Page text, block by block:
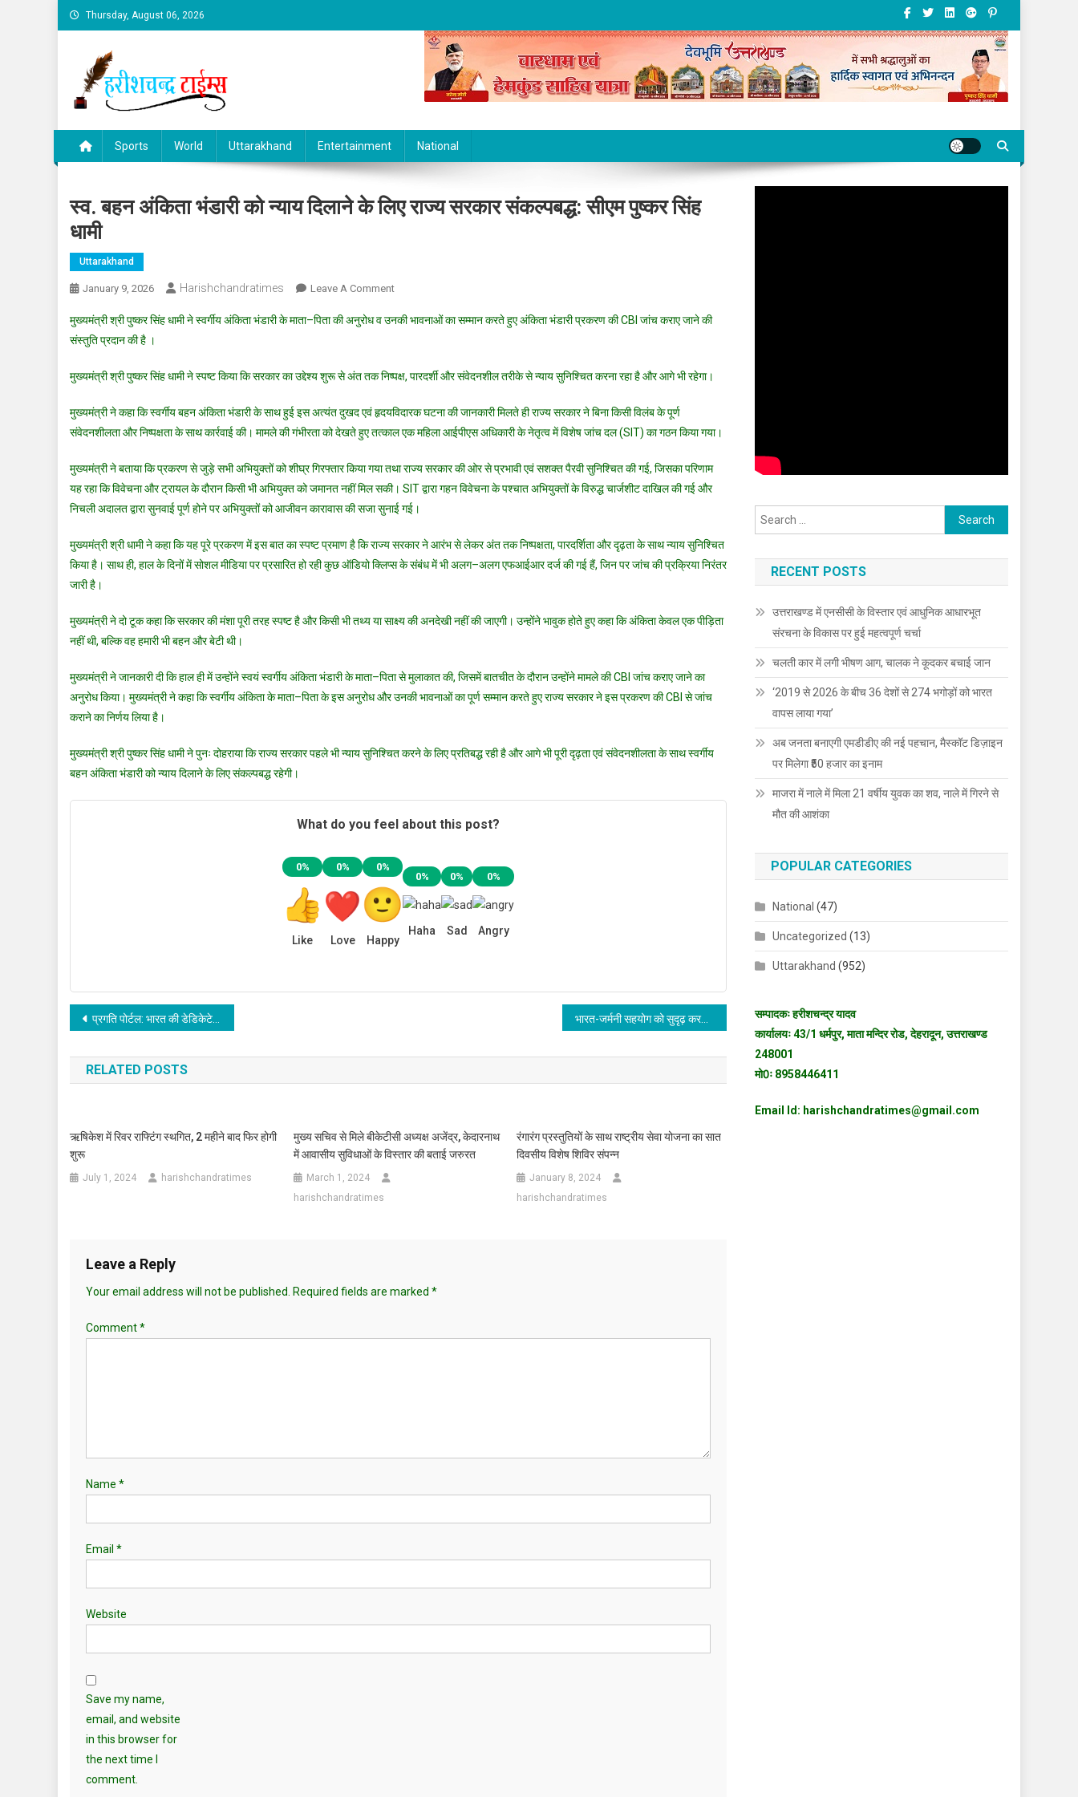
Skip
to
Thursday, August 06, 2026
Sports World Uttarakhand Entertainment National
स्व. बहन अंकिता भंडारी को न्याय दिलाने के लिए राज्य सरकार संकल्पबद्ध: सीएम पुष्कर सिंह
धामी
Uttarakhand
January 9, 2026 Harishchandratimes Leave A CommentOn
बहन
को
दिलाने
के
राज्य
सरकार
संकल्पबद्ध:
पुष्कर
सिंह
मुख्यमंत्री श्री पुष्कर सिंह धामी ने स्वर्गीय अंकिता भंडारी के माता–पिता की अनुरोध व उनकी भावनाओं का सम्मान करते हुए अंकिता भंडारी प्रकरण की CBI जांच कराए जाने की
संस्तुति प्रदान की है ।
मुख्यमंत्री श्री पुष्कर सिंह धामी ने स्पष्ट किया कि सरकार का उद्देश्य शुरू से अंत तक निष्पक्ष, पारदर्शी और संवेदनशील तरीके से न्याय सुनिश्चित करना रहा है और आगे भी रहेगा।
मुख्यमंत्री ने कहा कि स्वर्गीय बहन अंकिता भंडारी के साथ हुई इस अत्यंत दुखद एवं हृदयविदारक घटना की जानकारी मिलते ही राज्य सरकार ने बिना किसी विलंब के पूर्ण
संवेदनशीलता और निष्पक्षता के साथ कार्रवाई की। मामले की गंभीरता को देखते हुए तत्काल एक महिला आईपीएस अधिकारी के नेतृत्व में विशेष जांच दल (SIT) का गठन किया गया।
मुख्यमंत्री ने बताया कि प्रकरण से जुड़े सभी अभियुक्तों को शीघ्र गिरफ्तार किया गया तथा राज्य सरकार की ओर से प्रभावी एवं सशक्त पैरवी सुनिश्चित की गई, जिसका परिणाम
यह रहा कि विवेचना और ट्रायल के दौरान किसी भी अभियुक्त को जमानत नहीं मिल सकी। SIT द्वारा गहन विवेचना के पश्चात अभियुक्तों के विरुद्ध चार्जशीट दाखिल की गई और
निचली अदालत द्वारा सुनवाई पूर्ण होने पर अभियुक्तों को आजीवन कारावास की सजा सुनाई गई।
मुख्यमंत्री श्री धामी ने कहा कि यह पूरे प्रकरण में इस बात का स्पष्ट प्रमाण है कि राज्य सरकार ने आरंभ से लेकर अंत तक निष्पक्षता, पारदर्शिता और दृढ़ता के साथ न्याय सुनिश्चित
किया है। साथ ही, हाल के दिनों में सोशल मीडिया पर प्रसारित हो रही कुछ ऑडियो क्लिप्स के संबंध में भी अलग–अलग एफआईआर दर्ज की गई हैं, जिन पर जांच की प्रक्रिया निरंतर
जारी है।
मुख्यमंत्री ने दो टूक कहा कि सरकार की मंशा पूरी तरह स्पष्ट है और किसी भी तथ्य या साक्ष्य की अनदेखी नहीं की जाएगी। उन्होंने भावुक होते हुए कहा कि अंकिता केवल एक पीड़िता
नहीं थी, बल्कि वह हमारी भी बहन और बेटी थी।
मुख्यमंत्री ने जानकारी दी कि हाल ही में उन्होंने स्वयं स्वर्गीय अंकिता भंडारी के माता–पिता से मुलाकात की, जिसमें बातचीत के दौरान उन्होंने मामले की CBI जांच कराए जाने का
अनुरोध किया। मुख्यमंत्री ने कहा कि स्वर्गीय अंकिता के माता–पिता के इस अनुरोध और उनकी भावनाओं का पूर्ण सम्मान करते हुए राज्य सरकार ने इस प्रकरण की CBI से जांच
कराने का निर्णय लिया है।
मुख्यमंत्री श्री पुष्कर सिंह धामी ने पुनः दोहराया कि राज्य सरकार पहले भी न्याय सुनिश्चित करने के लिए प्रतिबद्ध रही है और आगे भी पूरी दृढ़ता एवं संवेदनशीलता के साथ स्वर्गीय
बहन अंकिता भंडारी को न्याय दिलाने के लिए संकल्पबद्ध रहेगी।
What do you feel about this post?
0%
Like
0%
Love
0%
Happy
0%
Haha
0%
Sad
0%
Angry
Post
navigation
प्रगति पोर्टल: भारत की डेडिकेटेड फ्रेट कॉरिडोर परियोजना को तेज़ी से आगे बढ़ाने वाला एक गेम चेंजर भारत-जर्मनी सहयोग को सुदृढ़ करने के लिए संयुक्त आशय घोषणा पर हस्ताक्षर का आईआईटी रुड़की ने किया समर्थन
RELATED POSTS
ऋषिकेश में रिवर राफ्टिंग स्थगित, 2 महीने बाद फिर होगी
शुरू
July 1, 2024 harishchandratimes
मुख्य सचिव से मिले बीकेटीसी अध्यक्ष अजेंद्र, केदारनाथ
में आवासीय सुविधाओं के विस्तार की बताई जरुरत
March 1, 2024
harishchandratimes
रंगारंग प्रस्तुतियों के साथ राष्ट्रीय सेवा योजना का सात
दिवसीय विशेष शिविर संपन्न
January 8, 2024
harishchandratimes
Leave a Reply
Your email address will not be published. Required fields are marked *
Comment*
Name *
Email *
Website
Save my name,
email, and website
in this browser for
the next time I
comment.
Search
for:
RECENT POSTS
उत्तराखण्ड में एनसीसी के विस्तार एवं आधुनिक आधारभूत
संरचना के विकास पर हुई महत्वपूर्ण चर्चा
चलती कार में लगी भीषण आग, चालक ने कूदकर बचाई जान
‘2019 से 2026 के बीच 36 देशों से 274 भगोड़ों को भारत
वापस लाया गया’
अब जनता बनाएगी एमडीडीए की नई पहचान, मैस्कॉट डिज़ाइन
पर मिलेगा ₹50 हजार का इनाम
माजरा में नाले में मिला 21 वर्षीय युवक का शव, नाले में गिरने से
मौत की आशंका
POPULAR CATEGORIES
National (47)
Uncategorized (13)
Uttarakhand (952)
सम्पादकः हरीशचन्द्र यादव
कार्यालयः 43/1 धर्मपुर, माता मन्दिर रोड, देहरादून, उत्तराखण्ड
248001
मो0ः 8958446411
Email Id: harishchandratimes@gmail.com